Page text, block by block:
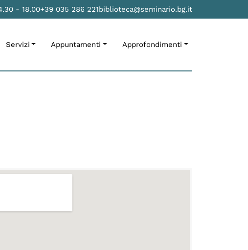
- 18.00+39 035 286 221biblioteca@seminario.bg.it
Servizi Appuntamenti Approfondimenti